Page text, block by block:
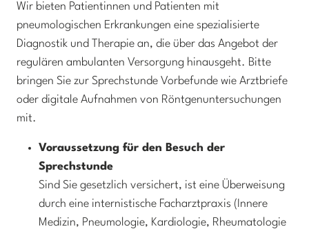
Wir bieten Patientinnen und Patienten mit
pneumologischen Erkrankungen eine spezialisierte
Diagnostik und Therapie an, die über das Angebot der
regulären ambulanten Versorgung hinausgeht. Bitte
bringen Sie zur Sprechstunde Vorbefunde wie Arztbriefe
oder digitale Aufnahmen von Röntgenuntersuchungen
mit.
Voraussetzung für den Besuch der
Sprechstunde
Sind Sie gesetzlich versichert, ist eine Überweisung
durch eine internistische Facharztpraxis (Innere
Medizin, Pneumologie, Kardiologie, Rheumatologie